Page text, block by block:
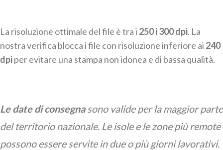
La risoluzione ottimale del file è tra i 250 i 300 dpi. La
nostra verifica blocca i file con risoluzione inferiore ai 240
dpiper evitare una stampa non idonea e di bassa qualità.
Le date di consegnasono valide per la maggior parte
del territorio nazionale. Le isole e le zone più remote
possono essere servite in due o più giorni lavorativi.